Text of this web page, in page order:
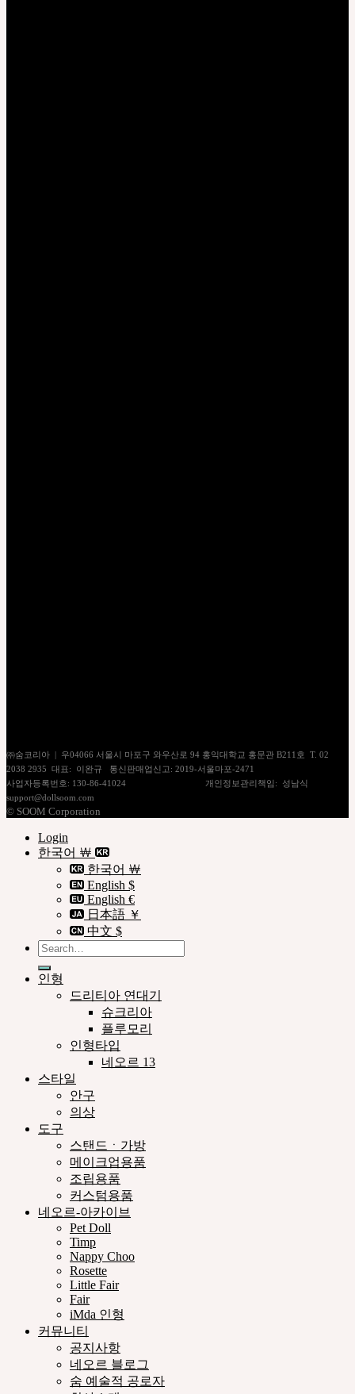
㈜숨코리아 | 우04066 서울시 마포구 와우산로 94 홍익대학교 홍문관 B211호 T. 02
2038 2935 대표: 이완규 통신판매업신고: 2019-서울마포-2471
사업자등록번호: 130-86-41024
개인정보관리책임: 성남식
support@dollsoom.com
© SOOM Corporation
Login
한국어 ￦
한국어 ￦
English $
English €
日本語 ￥
中文 $
Search
for:
인형
드리티아 연대기
슈크리아
플루모리
인형타입
네오르 13
스타일
안구
의상
도구
스탠드ㆍ가방
메이크업용품
조립용품
커스텀용품
네오르-아카이브
Pet Doll
Timp
Nappy Choo
Rosette
Little Fair
Fair
iMda 인형
커뮤니티
공지사항
네오르 블로그
숨 예술적 공로자